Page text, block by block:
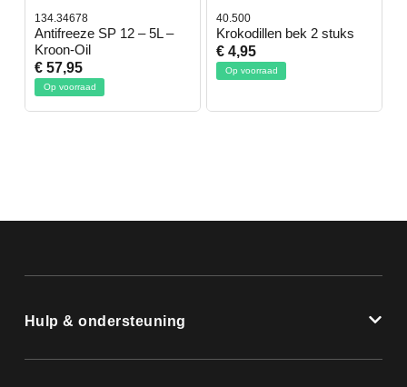
134.34678
Antifreeze SP 12 – 5L –
Kroon-Oil
€ 57,95
Op voorraad
40.500
Krokodillen bek 2 stuks
€ 4,95
Op voorraad
Hulp & ondersteuning